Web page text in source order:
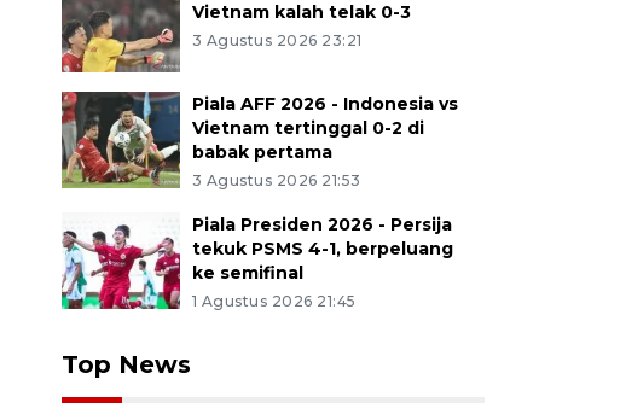
Vietnam kalah telak 0-3
3 Agustus 2026 23:21
Piala AFF 2026 - Indonesia vs
Vietnam tertinggal 0-2 di
babak pertama
3 Agustus 2026 21:53
Piala Presiden 2026 - Persija
tekuk PSMS 4-1, berpeluang
ke semifinal
1 Agustus 2026 21:45
Top News